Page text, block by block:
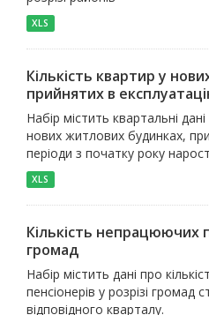
XLS
Кількість квартир у
прийнятих в
Набір містить квартальні
нових житлових будинках,
періоди з початку року
XLS
Кількість непрацюючих
громад
Набір містить дані про
пенсіонерів у розрізі громад
відповідного кварталу.